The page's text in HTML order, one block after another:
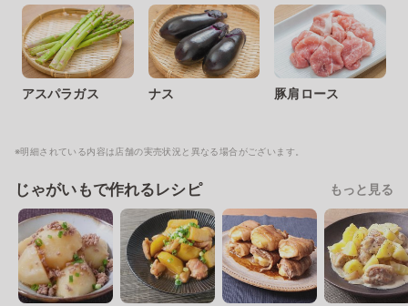
アスパラガス ナス 豚肩ロース
※明細されている内容は店舗の実売状況と異なる場合がございます。
じゃがいもで作れるレシピ もっと見る